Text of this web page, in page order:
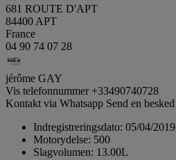
681 ROUTE D'APT
84400 APT
France
04 90 74 07 28
jérôme GAY
Vis telefonnummer +33490740728
Kontakt via Whatsapp Send en besked
Indregistreringsdato: 05/04/2019
Motorydelse: 500
Slagvolumen: 13.00L